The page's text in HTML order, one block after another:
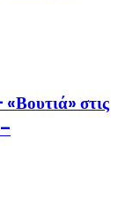
«Βουτιά» στις